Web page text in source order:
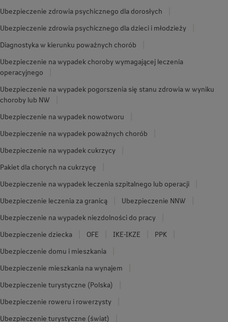
Ubezpieczenie zdrowia psychicznego dla dorosłych
Ubezpieczenie zdrowia psychicznego dla dzieci i młodzieży
Diagnostyka w kierunku poważnych chorób
Ubezpieczenie na wypadek choroby wymagającej leczenia
operacyjnego
Ubezpieczenie na wypadek pogorszenia się stanu zdrowia w wyniku
choroby lub NW
Ubezpieczenie na wypadek nowotworu
Ubezpieczenie na wypadek poważnych chorób
Ubezpieczenie na wypadek cukrzycy
Pakiet dla chorych na cukrzycę
Ubezpieczenie na wypadek leczenia szpitalnego lub operacji
Ubezpieczenie leczenia za granicą
Ubezpieczenie NNW
Ubezpieczenie na wypadek niezdolności do pracy
Ubezpieczenie dziecka
OFE IKE-IKZE
PPK
Ubezpieczenie domu i mieszkania
Ubezpieczenie mieszkania na wynajem
Ubezpieczenie turystyczne (Polska)
Ubezpieczenie roweru i rowerzysty
Ubezpieczenie turystyczne (świat)